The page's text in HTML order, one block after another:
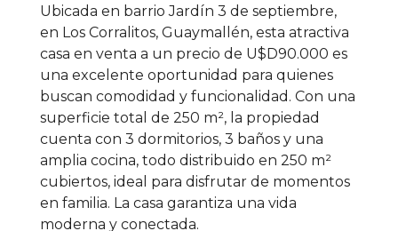
Ubicada en barrio Jardín 3 de septiembre,
en Los Corralitos, Guaymallén, esta atractiva
casa en venta a un precio de U$D90.000 es
una excelente oportunidad para quienes
buscan comodidad y funcionalidad. Con una
superficie total de 250 m², la propiedad
cuenta con 3 dormitorios, 3 baños y una
amplia cocina, todo distribuido en 250 m²
cubiertos, ideal para disfrutar de momentos
en familia. La casa garantiza una vida
moderna y conectada.